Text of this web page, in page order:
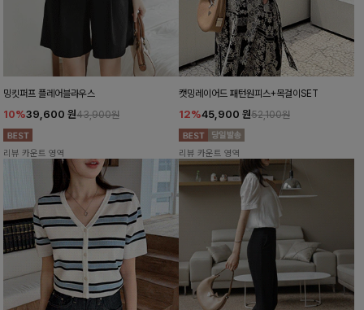
밍킷퍼프 플레어블라우스
10%39,600 원43,900원
리뷰 카운트 영역
캣밍레이어드 패턴원피스+목걸이SET
12%45,900 원52,100원
리뷰 카운트 영역